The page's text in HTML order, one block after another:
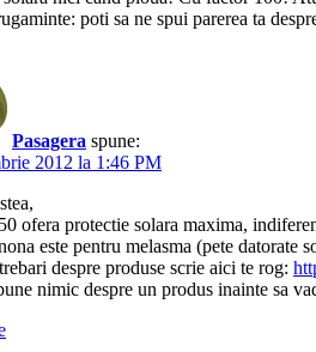
poti sa ne spui parerea ta
Pasagera spune:
2012 la 1:46 PM
ofera protectie solara maxima,
este pentru melasma (pete datorate
despre produse scrie aici te rog:
nimic despre un produs inainte sa